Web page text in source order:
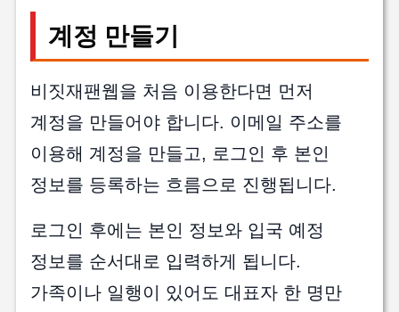
계정 만들기
비짓재팬웹을 처음 이용한다면 먼저
계정을 만들어야 합니다. 이메일 주소를
이용해 계정을 만들고, 로그인 후 본인
정보를 등록하는 흐름으로 진행됩니다.
로그인 후에는 본인 정보와 입국 예정
정보를 순서대로 입력하게 됩니다.
가족이나 일행이 있어도 대표자 한 명만